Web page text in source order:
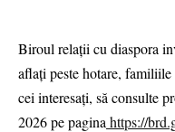
Biroul relații cu diaspora
aflați peste hotare,
cei interesați, să consulte
2026 pe pagina https://